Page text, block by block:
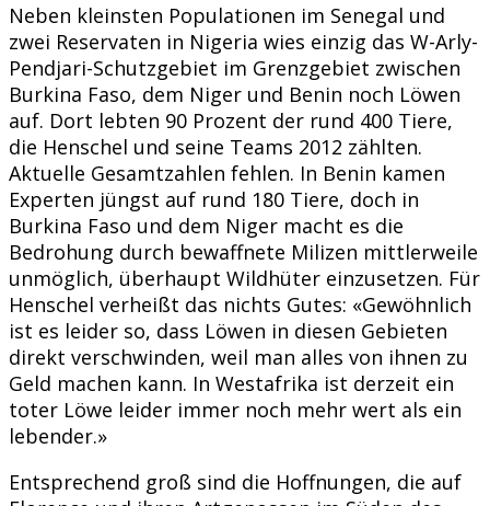
Neben kleinsten Populationen im Senegal und
zwei Reservaten in Nigeria wies einzig das W-Arly-
Pendjari-Schutzgebiet im Grenzgebiet zwischen
Burkina Faso, dem Niger und Benin noch Löwen
auf. Dort lebten 90 Prozent der rund 400 Tiere,
die Henschel und seine Teams 2012 zählten.
Aktuelle Gesamtzahlen fehlen. In Benin kamen
Experten jüngst auf rund 180 Tiere, doch in
Burkina Faso und dem Niger macht es die
Bedrohung durch bewaffnete Milizen mittlerweile
unmöglich, überhaupt Wildhüter einzusetzen. Für
Henschel verheißt das nichts Gutes: «Gewöhnlich
ist es leider so, dass Löwen in diesen Gebieten
direkt verschwinden, weil man alles von ihnen zu
Geld machen kann. In Westafrika ist derzeit ein
toter Löwe leider immer noch mehr wert als ein
lebender.»
Entsprechend groß sind die Hoffnungen, die auf